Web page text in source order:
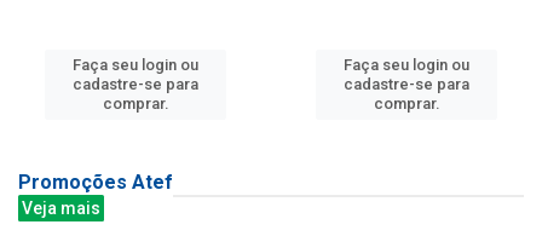
Faça seu login ou
cadastre-se para
comprar.
Faça seu login ou
cadastre-se para
comprar.
Promoções Atef
Veja mais